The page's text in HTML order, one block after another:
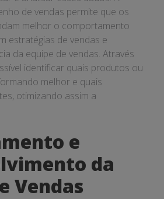
de vendas permite que os
melhor o comportamento
estratégias de vendas e
da equipe de vendas. Através
identificar quais produtos ou
melhor e quais
otimizando assim a
e
da
Vendas